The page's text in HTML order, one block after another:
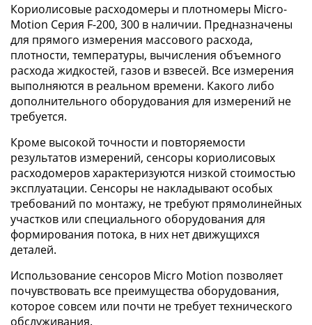
Кориолисовые расходомеры и плотномеры Micro-
Motion Серия F-200, 300 в наличии. Предназначены
для прямого измерения массового расхода,
плотности, температуры, вычисления объемного
расхода жидкостей, газов и взвесей. Все измерения
выполняются в реальном времени. Какого либо
дополнительного оборудования для измерений не
требуется.
Кроме высокой точности и повторяемости
результатов измерений, сенсоры кориолисовых
расходомеров характеризуются низкой стоимостью
эксплуатации. Сенсоры не накладывают особых
требований по монтажу, не требуют прямолинейных
участков или специального оборудования для
формирования потока, в них нет движущихся
деталей.
Использование сенсоров Micro Motion позволяет
почувствовать все преимущества оборудования,
которое совсем или почти не требует технического
обслуживания.